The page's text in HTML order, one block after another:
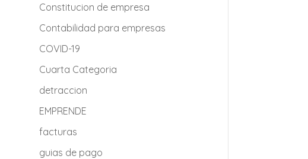
Constitucion de empresa
Contabilidad para empresas
COVID-19
Cuarta Categoria
detraccion
EMPRENDE
facturas
guias de pago